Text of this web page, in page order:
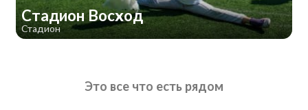
Стадион Восход
Стадион
Это все что есть рядом